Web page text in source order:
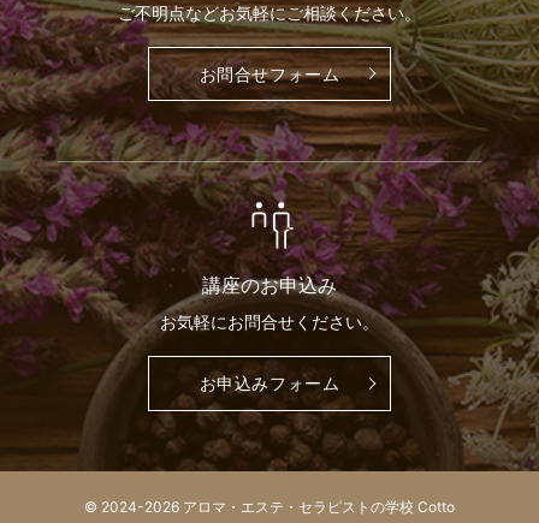
ご不明点などお気軽にご相談ください。
お問合せフォーム
講座のお申込み
お気軽にお問合せください。
お申込みフォーム
© 2024-2026 アロマ・エステ・セラピストの学校 Cotto